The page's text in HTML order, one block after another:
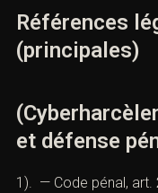
Références
(principales)
et défense
1). — Code pénal, art.